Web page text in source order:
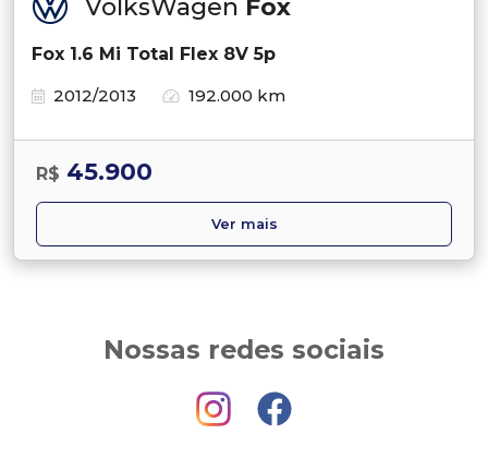
VolksWagen Fox
Fox 1.6 Mi Total Flex 8V 5p
2012/2013
192.000 km
R$ 45.900
Ver mais
Nossas redes sociais